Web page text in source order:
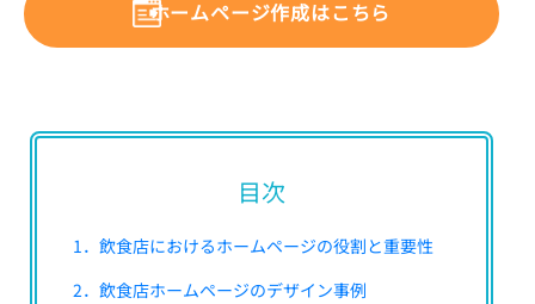
ホームページ作成はこちら
目次
1．飲食店におけるホームページの役割と重要性
2．飲食店ホームページのデザイン事例